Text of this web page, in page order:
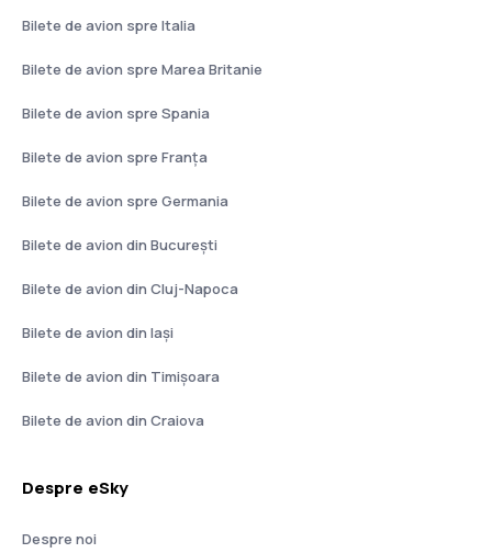
Bilete de avion spre Italia
Bilete de avion spre Marea Britanie
Bilete de avion spre Spania
Bilete de avion spre Franţa
Bilete de avion spre Germania
Bilete de avion din București
Bilete de avion din Cluj-Napoca
Bilete de avion din Iași
Bilete de avion din Timișoara
Bilete de avion din Craiova
Despre eSky
Despre noi